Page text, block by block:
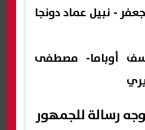
- نبيل عماد دونجا
أوباما- مصطفى
رسالة للجمهور